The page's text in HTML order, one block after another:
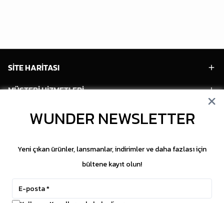
SİTE HARİTASI
MÜŞTERİ HİZMETLERİ
HESABIM
SOSYAL MEDYA
WUNDER NEWSLETTER
Yeni çıkan ürünler, lansmanlar, indirimler ve daha fazlası için
bültene kayıt olun!